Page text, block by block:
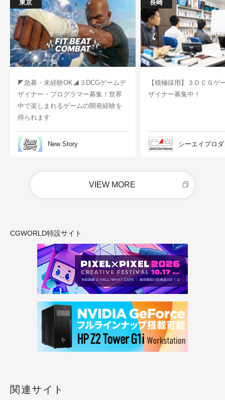
東京
◤急募・未経験OK◢３DCGゲームデ
ザイナー・プログラマー募集！世界
中で楽しまれるゲームの開発経験を
得られます
New Story
長崎
【積極採用】３ＤＣＧゲ
ザイナー募集中！
シーエイプロ
VIEW MORE
CGWORLD特設サイト
関連サイト